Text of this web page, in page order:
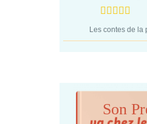
Les contes de la
Son